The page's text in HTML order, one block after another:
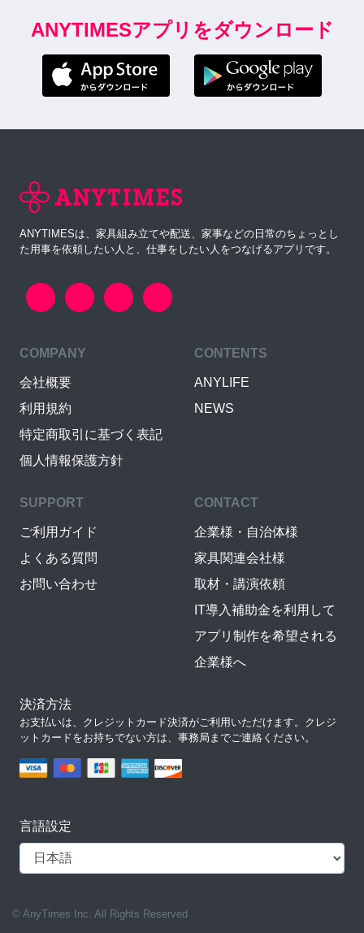
ANYTIMESアプリをダウンロード
ANYTIMESは、家具組み立てや配送、家事などの日常のちょっとし
た用事を依頼したい人と、仕事をしたい人をつなげるアプリです。
COMPANY
会社概要
利用規約
特定商取引に基づく表記
個人情報保護方針
CONTENTS
ANYLIFE
NEWS
SUPPORT
ご利用ガイド
よくある質問
お問い合わせ
CONTACT
企業様・自治体様
家具関連会社様
取材・講演依頼
IT導入補助金を利用して
アプリ制作を希望される
企業様へ
決済方法
お支払いは、クレジットカード決済がご利用いただけます。クレジ
ットカードをお持ちでない方は、事務局までご連絡ください。
言語設定
© AnyTimes Inc. All Rights Reserved